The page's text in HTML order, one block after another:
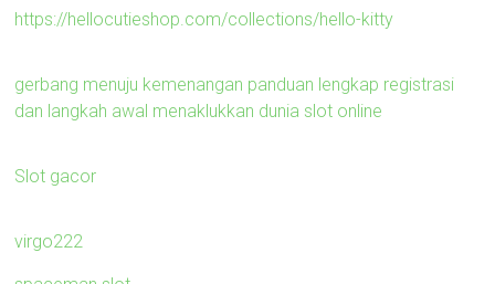
https://hellocutieshop.com/collections/hello-kitty
gerbang menuju kemenangan panduan lengkap registrasi
dan langkah awal menaklukkan dunia slot online
Slot gacor
virgo222